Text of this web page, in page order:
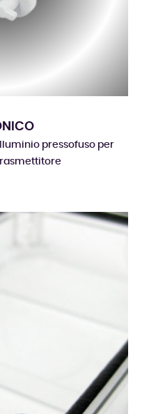
pressofuso per